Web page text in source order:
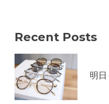
Recent Posts
明